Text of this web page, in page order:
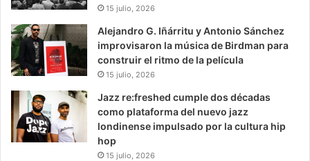
15 julio, 2026
Alejandro G. Iñárritu y Antonio Sánchez
improvisaron la música de Birdman para
construir el ritmo de la película
15 julio, 2026
Jazz re:freshed cumple dos décadas
como plataforma del nuevo jazz
londinense impulsado por la cultura hip
hop
15 julio, 2026